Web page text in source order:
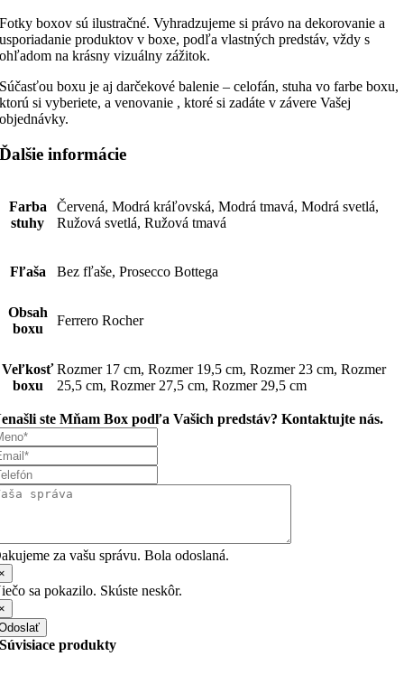
Fotky boxov sú ilustračné. Vyhradzujeme si právo na dekorovanie a
usporiadanie produktov v boxe, podľa vlastných predstáv, vždy s
ohľadom na krásny vizuálny zážitok.
Súčasťou boxu je aj darčekové balenie – celofán, stuha vo farbe boxu,
ktorú si vyberiete, a venovanie , ktoré si zadáte v závere Vašej
objednávky.
Ďalšie informácie
Farba
stuhy
Červená, Modrá kráľovská, Modrá tmavá, Modrá svetlá,
Ružová svetlá, Ružová tmavá
Fľaša Bez fľaše, Prosecco Bottega
Obsah
boxu
Ferrero Rocher
Veľkosť
boxu
Rozmer 17 cm, Rozmer 19,5 cm, Rozmer 23 cm, Rozmer
25,5 cm, Rozmer 27,5 cm, Rozmer 29,5 cm
ste Mňam Box podľa Vašich predstáv? Kontaktujte nás.
za vašu správu. Bola odoslaná.
sa pokazilo. Skúste neskôr.
Súvisiace produkty